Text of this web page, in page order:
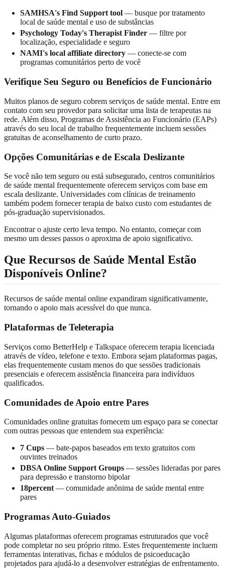
SAMHSA's Find Support tool — busque por tratamento
local de saúde mental e uso de substâncias
Psychology Today's Therapist Finder — filtre por
localização, especialidade e seguro
NAMI's local affiliate directory — conecte-se com
programas comunitários perto de você
Verifique Seu Seguro ou Benefícios de Funcionário
Muitos planos de seguro cobrem serviços de saúde mental. Entre em
contato com seu provedor para solicitar uma lista de terapeutas na
rede. Além disso, Programas de Assistência ao Funcionário (EAPs)
através do seu local de trabalho frequentemente incluem sessões
gratuitas de aconselhamento de curto prazo.
Opções Comunitárias e de Escala Deslizante
Se você não tem seguro ou está subsegurado, centros comunitários
de saúde mental frequentemente oferecem serviços com base em
escala deslizante. Universidades com clínicas de treinamento
também podem fornecer terapia de baixo custo com estudantes de
pós-graduação supervisionados.
Encontrar o ajuste certo leva tempo. No entanto, começar com
mesmo um desses passos o aproxima de apoio significativo.
Que Recursos de Saúde Mental Estão
Disponíveis Online?
Recursos de saúde mental online expandiram significativamente,
tornando o apoio mais acessível do que nunca.
Plataformas de Teleterapia
Serviços como BetterHelp e Talkspace oferecem terapia licenciada
através de vídeo, telefone e texto. Embora sejam plataformas pagas,
elas frequentemente custam menos do que sessões tradicionais
presenciais e oferecem assistência financeira para indivíduos
qualificados.
Comunidades de Apoio entre Pares
Comunidades online gratuitas fornecem um espaço para se conectar
com outras pessoas que entendem sua experiência:
7 Cups — bate-papos baseados em texto gratuitos com
ouvintes treinados
DBSA Online Support Groups — sessões lideradas por pares
para depressão e transtorno bipolar
18percent — comunidade anônima de saúde mental entre
pares
Programas Auto-Guiados
Algumas plataformas oferecem programas estruturados que você
pode completar no seu próprio ritmo. Estes frequentemente incluem
ferramentas interativas, fichas e módulos de psicoeducação
projetados para ajudá-lo a desenvolver estratégias de enfrentamento.